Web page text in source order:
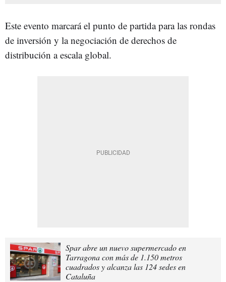
Este evento marcará el punto de partida para las rondas
de inversión y la negociación de derechos de
distribución a escala global.
Spar abre un nuevo supermercado en
Tarragona con más de 1.150 metros
cuadrados y alcanza las 124 sedes en
Cataluña